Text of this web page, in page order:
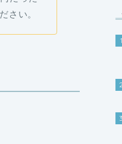
さい。
1
2
3